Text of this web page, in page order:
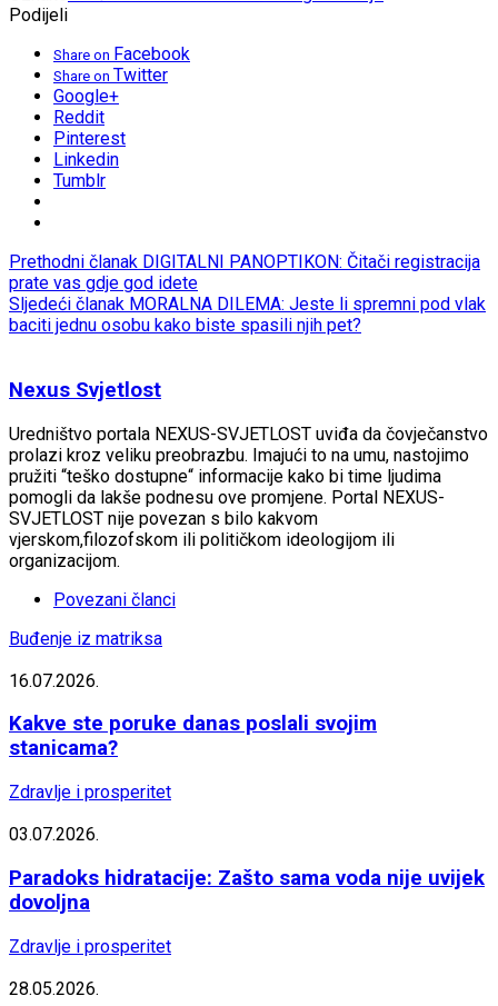
Podijeli
Share on Facebook
Share on Twitter
Google+
Reddit
Pinterest
Linkedin
Tumblr
Prethodni članak DIGITALNI PANOPTIKON: Čitači registracija
prate vas gdje god idete
Sljedeći članak MORALNA DILEMA: Jeste li spremni pod vlak
baciti jednu osobu kako biste spasili njih pet?
Nexus Svjetlost
Uredništvo portala NEXUS-SVJETLOST uviđa da čovječanstvo
prolazi kroz veliku preobrazbu. Imajući to na umu, nastojimo
pružiti “teško dostupne“ informacije kako bi time ljudima
pomogli da lakše podnesu ove promjene. Portal NEXUS-
SVJETLOST nije povezan s bilo kakvom
vjerskom,filozofskom ili političkom ideologijom ili
organizacijom.
Povezani članci
Buđenje iz matriksa
16.07.2026.
Kakve ste poruke danas poslali svojim
stanicama?
Zdravlje i prosperitet
03.07.2026.
Paradoks hidratacije: Zašto sama voda nije uvijek
dovoljna
Zdravlje i prosperitet
28.05.2026.